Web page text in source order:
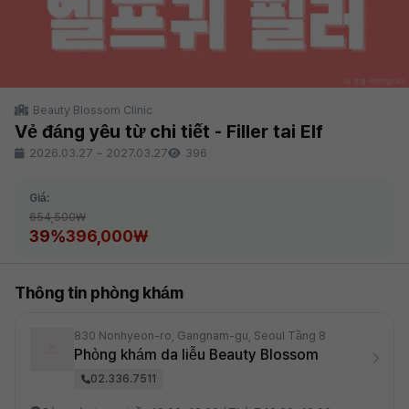
Beauty Blossom Clinic
Vẻ đáng yêu từ chi tiết - Filler tai Elf
2026.03.27 ~ 2027.03.27 396
Giá:
654,500₩
39%396,000₩
Thông tin phòng khám
830 Nonhyeon-ro, Gangnam-gu, Seoul Tầng 8
Phòng khám da liễu Beauty Blossom
02.336.7511